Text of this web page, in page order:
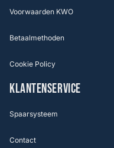
Voorwaarden KWO
Betaalmethoden
Cookie Policy
KLANTENSERVICE
Spaarsysteem
Contact